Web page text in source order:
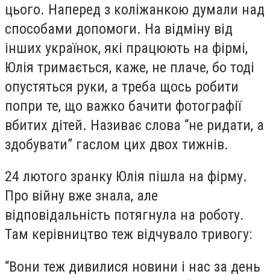
цього. Наперед з коліжанкою думали над
способами допомоги. На відміну від
інших українок, які працюють на фірмі,
Юлія тримається, каже, не плаче, бо тоді
опустяться руки, а треба щось робити
попри те, що важко бачити фотографії
вбитих дітей. Називає слова “не ридати, а
здобувати” гаслом цих двох тижнів.
24 лютого зранку Юлія пішла на фірму.
Про війну вже знала, але
відповідальність потягнула на роботу.
Там керівництво теж відчувало тривогу:
“Вони теж дивилися новини і нас за день